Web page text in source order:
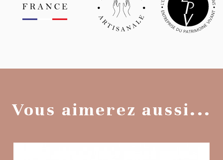
Vous aimerez aussi...